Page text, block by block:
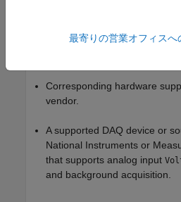
Corresponding hardware
vendor.
A supported DAQ device or
National Instruments or
that supports analog input
and background acquisition.
最寄りの営業オフィスへ